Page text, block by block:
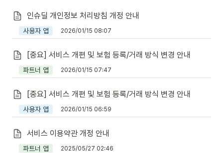
인슈딜 개인정보 처리방침 개정 안내
사용자 앱 2026/01/15 08:07
[중요] 서비스 개편 및 보험 등록/거래 방식 변경 안내
파트너 앱 2026/01/15 07:47
[중요] 서비스 개편 및 보험 등록/거래 방식 변경 안내
사용자 앱 2026/01/15 06:59
서비스 이용약관 개정 안내
파트너 앱 2025/05/27 02:46